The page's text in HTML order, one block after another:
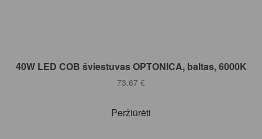
Į KREPŠELĮ
40W LED COB šviestuvas OPTONICA, baltas, 6000K
73.67 €
Peržiūrėti